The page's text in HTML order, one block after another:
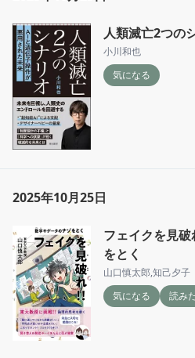
人類滅亡2つの
小川和也
気になる
2025年10月25日
フェイクを見
をとく
山口慎太郎,知己夕子
気になる
読み